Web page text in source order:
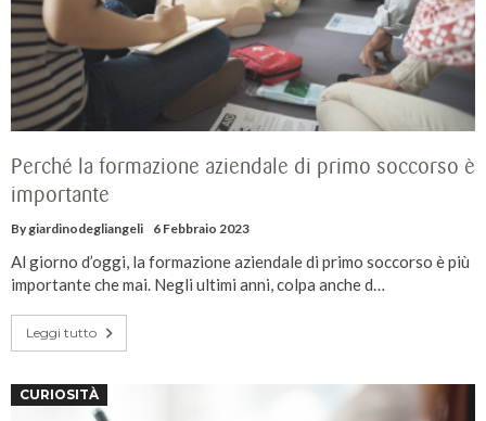
Perché la formazione aziendale di primo soccorso è
importante
By giardinodegliangeli 6 Febbraio 2023
Al giorno d’oggi, la formazione aziendale di primo soccorso è più
importante che mai. Negli ultimi anni, colpa anche d…
Leggi tutto
CURIOSITÀ